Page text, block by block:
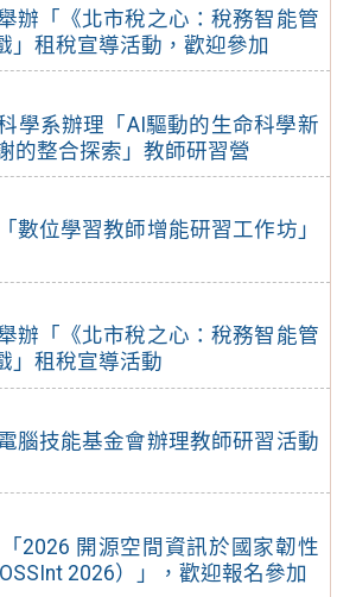
辦「《北市稅之心：稅務智能管
」租稅宣導活動，歡迎參加
學系辦理「AI驅動的生命科學新
的整合探索」教師研習營
數位學習教師增能研習工作坊」
辦「《北市稅之心：稅務智能管
」租稅宣導活動
腦技能基金會辦理教師研習活動
2026 開源空間資訊於國家韌性
2026）」，歡迎報名參加